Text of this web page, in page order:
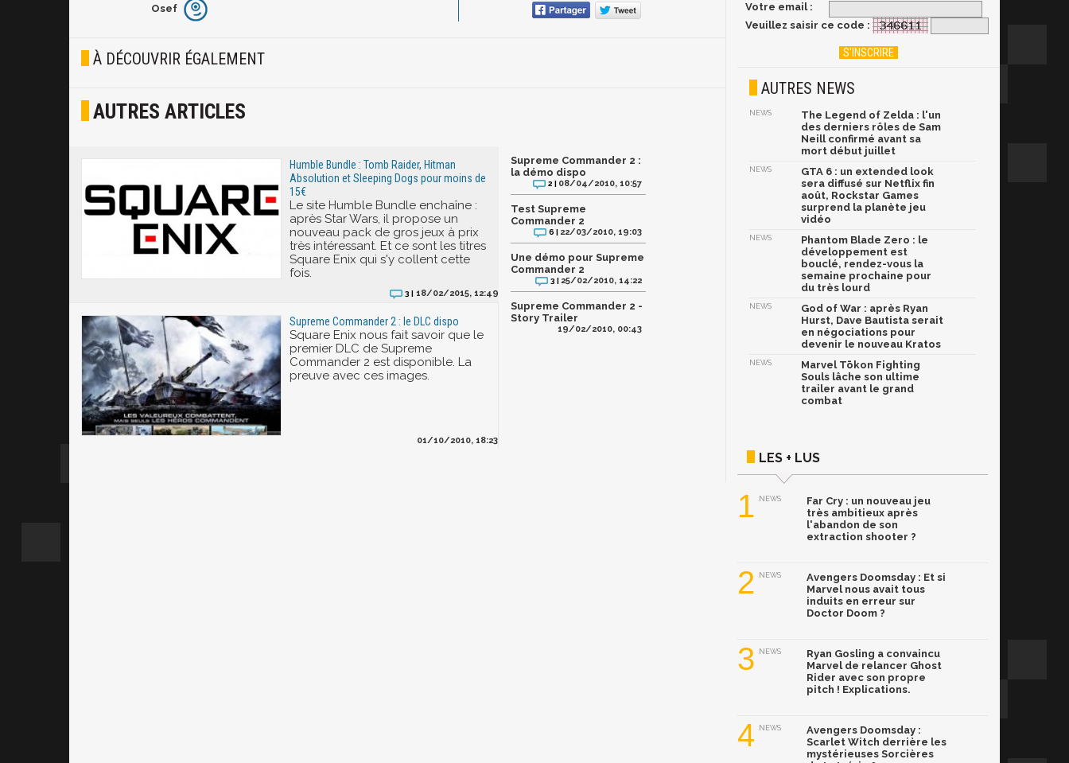
Furieux
Joyeux
Osef
À DÉCOUVRIR ÉGALEMENT
AUTRES ARTICLES
Humble Bundle : Tomb Raider, Hitman
Absolution et Sleeping Dogs pour moins de
15€
Le site Humble Bundle enchaîne :
après Star Wars, il propose un
nouveau pack de gros jeux à prix
très intéressant. Et ce sont les titres
Square Enix qui s'y collent cette
fois.
3 | 18/02/2015, 12:49
Supreme Commander 2 : le DLC dispo
Square Enix nous fait savoir que le
premier DLC de Supreme
Commander 2 est disponible. La
preuve avec ces images.
01/10/2010, 18:23
Supreme Commander 2 :
la démo dispo
2 | 08/04/2010, 10:57
Test Supreme
Commander 2
6 | 22/03/2010, 19:03
Une démo pour Supreme
Commander 2
3 | 25/02/2010, 14:22
Supreme Commander 2 -
Story Trailer
19/02/2010, 00:43
Votre email :
Veuillez saisir ce code :
AUTRES NEWS
NEWS
The Legend of Zelda : l'un
des derniers rôles de Sam
Neill confirmé avant sa
mort début juillet
NEWS
GTA 6 : un extended look
sera diffusé sur Netflix fin
août, Rockstar Games
surprend la planète jeu
vidéo
NEWS
Phantom Blade Zero : le
développement est
bouclé, rendez-vous la
semaine prochaine pour
du très lourd
NEWS
God of War : après Ryan
Hurst, Dave Bautista serait
en négociations pour
devenir le nouveau Kratos
NEWS
Marvel Tōkon Fighting
Souls lâche son ultime
trailer avant le grand
combat
LES + LUS
1 NEWS
Far Cry : un nouveau jeu
très ambitieux après
l'abandon de son
extraction shooter ?
2 NEWS
Avengers Doomsday : Et si
Marvel nous avait tous
induits en erreur sur
Doctor Doom ?
3 NEWS
Ryan Gosling a convaincu
Marvel de relancer Ghost
Rider avec son propre
pitch ! Explications.
4 NEWS
Avengers Doomsday :
Scarlet Witch derrière les
mystérieuses Sorcières